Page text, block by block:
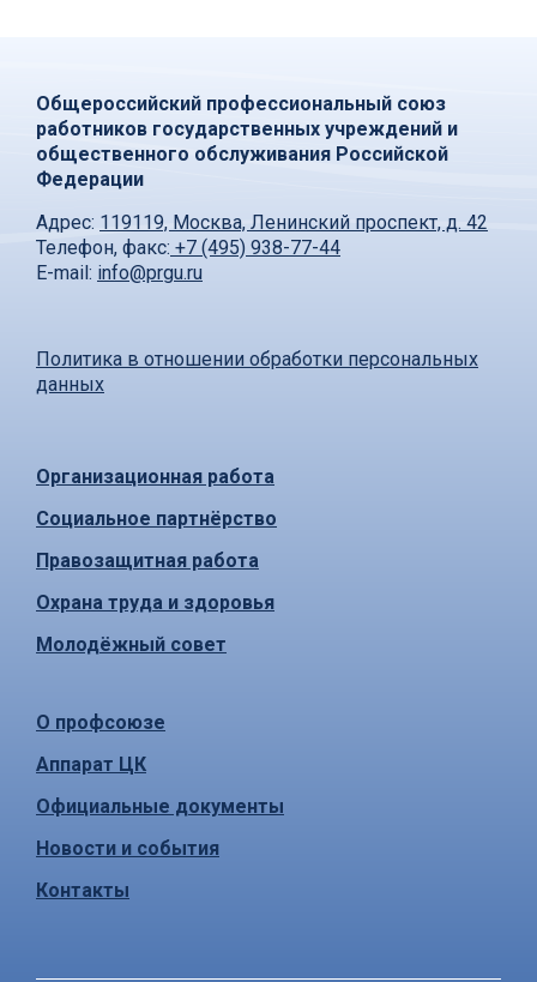
Общероссийский профессиональный союз
работников государственных учреждений и
общественного обслуживания Российской
Федерации
Адрес: 119119, Москва, Ленинский проспект, д. 42
Телефон, факс: +7 (495) 938-77-44
E-mail: info@prgu.ru
Политика в отношении обработки персональных
данных
Организационная работа
Социальное партнёрство
Правозащитная работа
Охрана труда и здоровья
Молодёжный совет
О профсоюзе
Аппарат ЦК
Официальные документы
Новости и события
Контакты